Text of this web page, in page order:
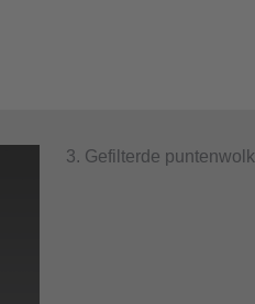
3. Gefilterde puntenwolk